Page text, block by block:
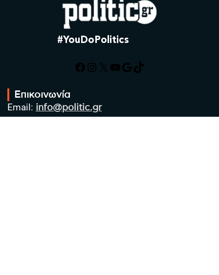
#YouDoPolitics
Facebook
Instagram
X YouTube
Google
TikTok
Επικοινωνία
Email: info@politic.gr
Τηλ: